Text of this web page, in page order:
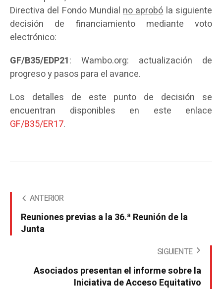
Directiva del Fondo Mundialno aprobóla siguiente
decisión de financiamiento mediante voto
electrónico:
GF/B35/EDP21: Wambo.org: actualización de
progreso y pasos para el avance.
Los detalles de este punto de decisión se
encuentran disponibles en este enlace
GF/B35/ER17.
ANTERIOR
Reuniones previas a la 36.ª Reunión de la
Junta
SIGUIENTE
Asociados presentan el informe sobre la
Iniciativa de Acceso Equitativo